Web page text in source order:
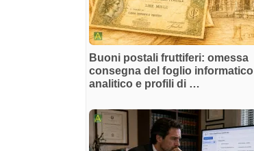
Buoni postali fruttiferi: omessa
consegna del foglio informatico
analitico e profili di …